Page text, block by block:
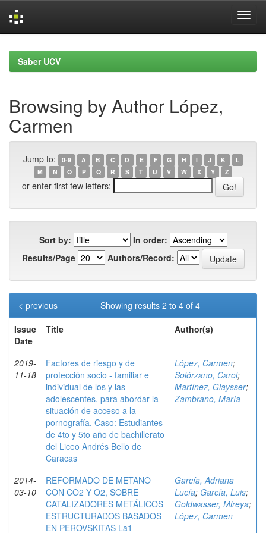
navigationSaber UCV
Browsing by Author López,
Carmen
Jump to: 0-9 A B C D E F G H I J K
L
M
N O P Q R S T U V W X Y Z
or enter first few letters:
Sort by:
In order:
Results/Page
Authors/Record:
Showing results 2 to 4 of 4
< previous
Issue
Date
Title Author(s)
2019-
11-18
Factores de riesgo y de
protección socio - familiar e
individual de los y las
adolescentes, para abordar la
situación de acceso a la
pornografía. Caso: Estudiantes
de 4to y 5to año de bachillerato
del Liceo Andrés Bello de
Caracas
López, Carmen;
Solórzano, Carol;
Martínez, Glaysser;
Zambrano, María
2014-
03-10
REFORMADO DE METANO
CON CO2 Y O2, SOBRE
CATALIZADORES METÁLICOS
ESTRUCTURADOS BASADOS
EN PEROVSKITAS La1-
García, Adriana
Lucía; García, Luis;
Goldwasser, Mireya;
López, Carmen